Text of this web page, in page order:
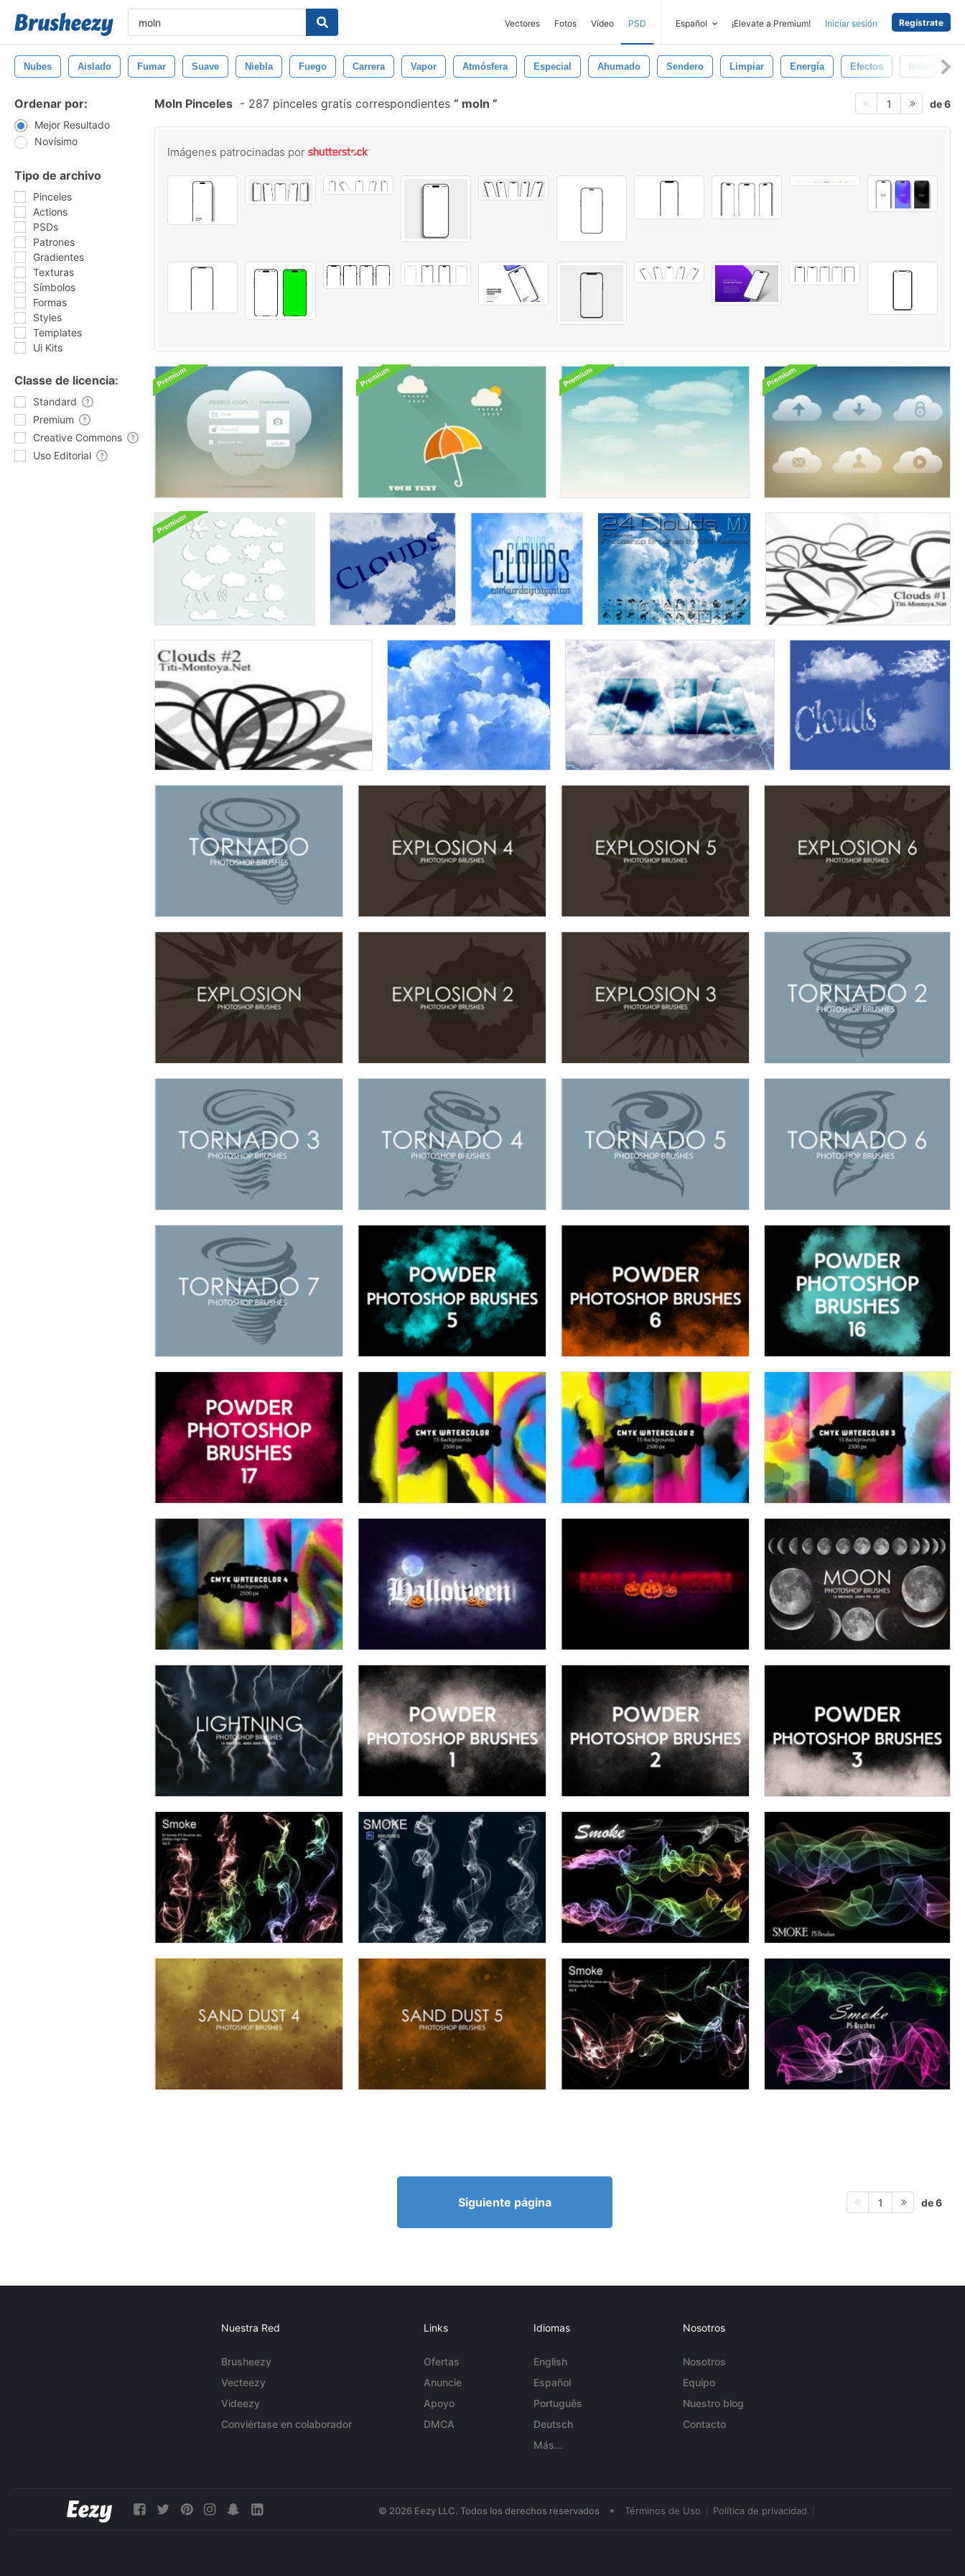
Vectores Fotos Vídeo PSD Español ¡Elevate a Premium! Iniciar sesión Regístrate
Nubes Aislado Fumar Suave Niebla Fuego Carrera Vapor Atmósfera Especial Ahumado Sendero Limpiar Energía Efectos Industria
Ordenar por:
Mejor Resultado
Novísimo
Tipo de archivo
Pinceles
Actions
PSDs
Patrones
Gradientes
Texturas
Símbolos
Formas
Styles
Templates
Ui Kits
Classe de licencia:
Standard
Premium
Creative Commons
Uso Editorial
Moln Pinceles - 287 pinceles gratis correspondientes moln 1 de 6
Imágenes patrocinadas por
Siguiente página 1 de 6
Nuestra Red
Brusheezy
Vecteezy
Videezy
Conviértase en colaborador
Links
Ofertas
Anuncie
Apoyo
DMCA
Idiomas
English
Español
Português
Deutsch
Más...
Nosotros
Nosotros
Equipo
Nuestro blog
Contacto
© 2026 Eezy LLC. Todos los derechos reservados • Términos de Uso Política de privacidad